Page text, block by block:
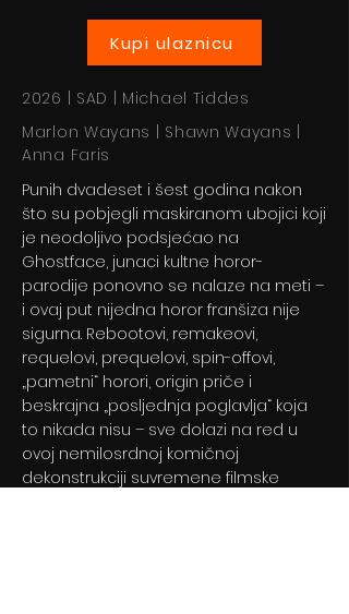
Kupi ulaznicu
2026 | SAD | Michael Tiddes
Marlon Wayans | Shawn Wayans |
Anna Faris
Punih dvadeset i šest godina nakon
što su pobjegli maskiranom ubojici koji
je neodoljivo podsjećao na
Ghostface, junaci kultne horor-
parodije ponovno se nalaze na meti –
i ovaj put nijedna horor franšiza nije
sigurna. Rebootovi, remakeovi,
requelovi, prequelovi, spin-offovi,
„pametni“ horori, origin priče i
beskrajna „posljednja poglavlja“ koja
to nikada nisu – sve dolazi na red u
ovoj nemilosrdnoj komičnoj
dekonstrukciji suvremene filmske